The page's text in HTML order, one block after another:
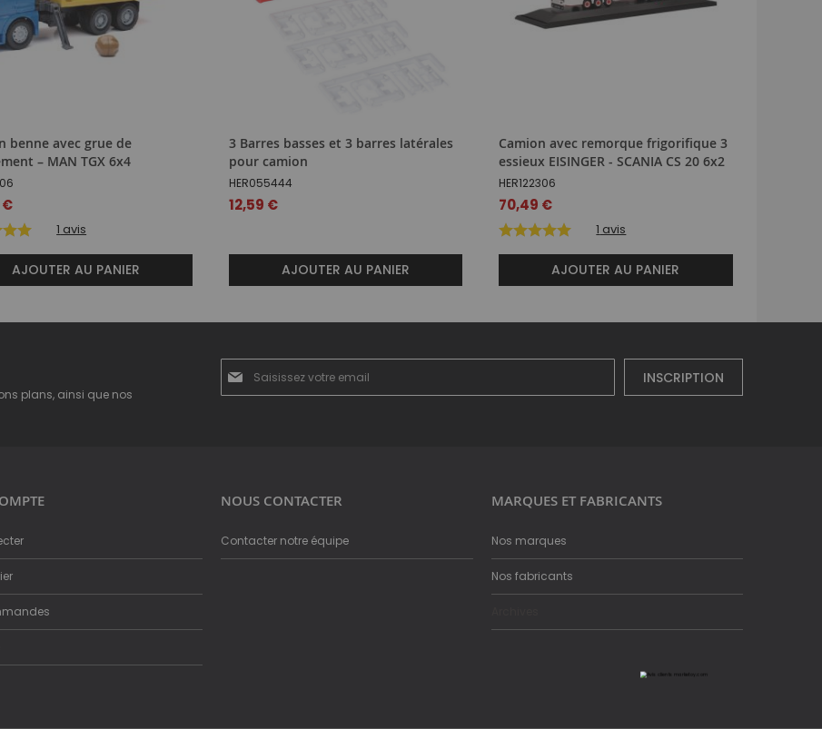
benne avec grue de
– MAN TGX 6x4
€
1 avis
AJOUTER AU PANIER
3 Barres basses et 3 barres latérales
pour camion
HER055444
12,59 €
AJOUTER AU PANIER
Camion avec remorque frigorifique 3
essieux EISINGER - SCANIA CS 20 6x2
HER122306
70,49 €
1 avis
AJOUTER AU PANIER
plans, ainsi que nos
notre
INSCRIPTION
NOUS CONTACTER
Contacter notre équipe
MARQUES ET FABRICANTS
Nos marques
Nos fabricants